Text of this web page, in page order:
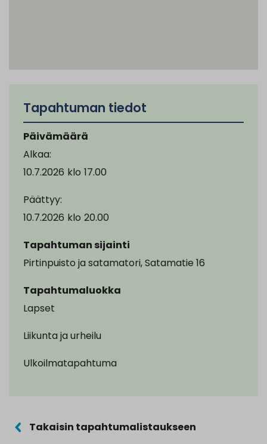
Tapahtuman tiedot
Päivämäärä
Alkaa:
10.7.2026 klo 17.00
Päättyy:
10.7.2026 klo 20.00
Tapahtuman sijainti
Pirtinpuisto ja satamatori, Satamatie 16
Tapahtumaluokka
Lapset
Liikunta ja urheilu
Ulkoilmatapahtuma
Takaisin tapahtumalistaukseen